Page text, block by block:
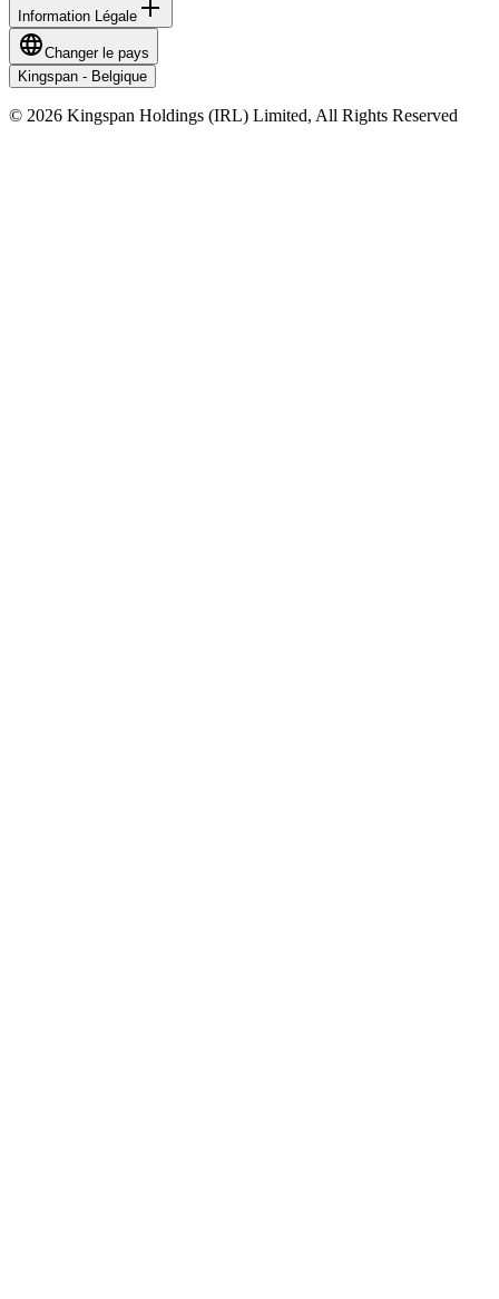
Information Légale
Changer le pays
Kingspan - Belgique
© 2026 Kingspan Holdings (IRL) Limited, All Rights Reserved